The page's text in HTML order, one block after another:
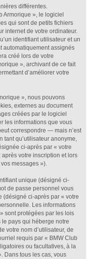
différentes.
Armorique », le logiciel
qui sont de petits fichiers
internet de votre ordinateur.
identifiant utilisateur et un
automatiquement assignés
créé lors de votre
», archivant de ce fait
d’améliorer votre
», nous pouvons
externes au document
créées par le logiciel
les informations que vous
correspondre — mais n’est
qu’utilisateur anonyme,
ci-après par « votre
votre inscription et lors
messages »).
unique (désigné ci-
de passe personnel vous
(désigné ci-après par « votre
Les informations
sont protégées par les lois
pays qui héberge notre
votre nom d’utilisateur, de
requis par « BMW Club
ou facultatives, à la
Dans tous les cas, vous